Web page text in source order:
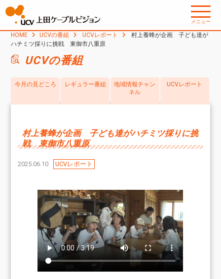
メニュー
HOME UCVの番組 UCVレポート
村上養蜂が企画 子ども達が
ハチミツ採りに挑戦 東御市八重原
UCVの番組
今月の見どころ レギュラー番組
地域情報チャン
ネル
UCVレポート
村上養蜂が企画 子ども達がハチミツ採りに挑
戦 東御市八重原
2025.06.10 UCVレポート